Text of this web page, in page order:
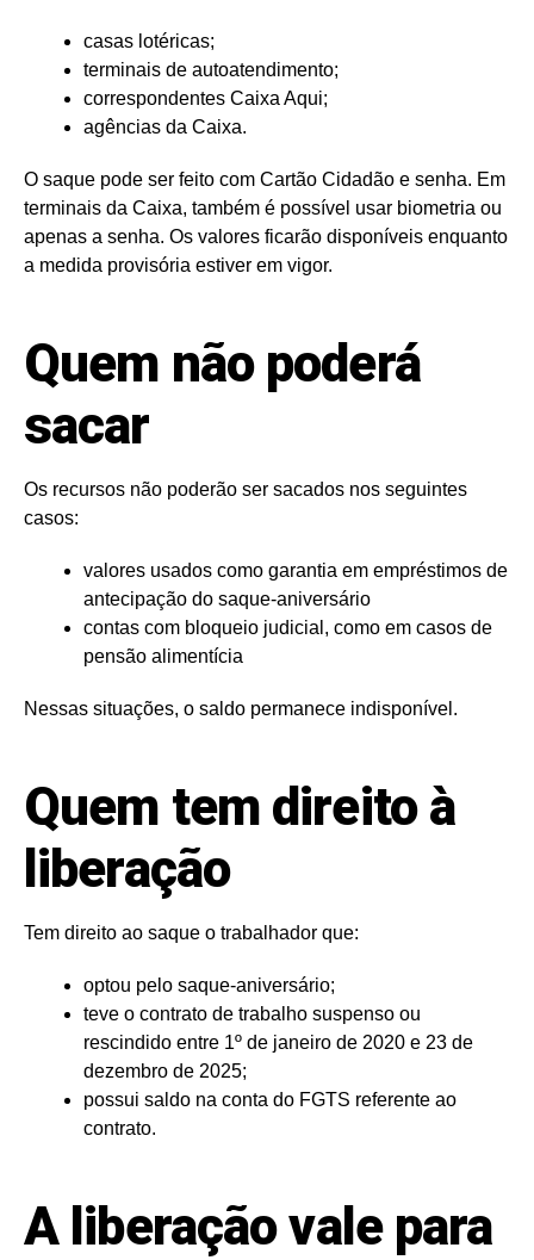
casas lotéricas;
terminais de autoatendimento;
correspondentes Caixa Aqui;
agências da Caixa.
O saque pode ser feito com Cartão Cidadão e senha. Em
terminais da Caixa, também é possível usar biometria ou
apenas a senha. Os valores ficarão disponíveis enquanto
a medida provisória estiver em vigor.
Quem não poderá
sacar
Os recursos não poderão ser sacados nos seguintes
casos:
valores usados como garantia em empréstimos de
antecipação do saque-aniversário
contas com bloqueio judicial, como em casos de
pensão alimentícia
Nessas situações, o saldo permanece indisponível.
Quem tem direito à
liberação
Tem direito ao saque o trabalhador que:
optou pelo saque-aniversário;
teve o contrato de trabalho suspenso ou
rescindido entre 1º de janeiro de 2020 e 23 de
dezembro de 2025;
possui saldo na conta do FGTS referente ao
contrato.
A liberação vale para